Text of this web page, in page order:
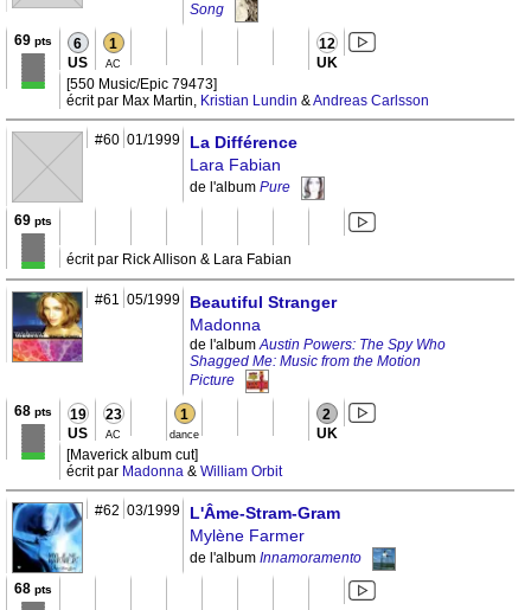
Song
69 pts 6
US
1
AC
12
UK
[550 Music/Epic 79473]
écrit par Max Martin, Kristian Lundin &Andreas Carlsson
#60 01/1999
La Différence
Lara Fabian
de l'album Pure
69 pts
écrit par Rick Allison & Lara Fabian
#61 05/1999
Beautiful Stranger
Madonna
de l'albumAustin Powers: The Spy Who
Shagged Me: Music from the Motion
Picture
68 pts 19
US
23
AC
1
dance
2
UK
[Maverick album cut]
écrit par Madonna & William Orbit
#62 03/1999
L'Âme-Stram-Gram
Mylène Farmer
de l'album Innamoramento
68 pts